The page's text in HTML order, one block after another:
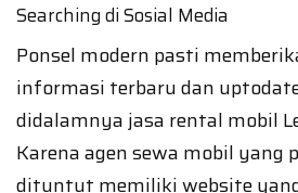
Searching di Sosial Media
Ponsel modern pasti
informasi terbaru dan
didalamnya jasa rental mobil
Karena agen sewa mobil yang
dituntut memiliki website